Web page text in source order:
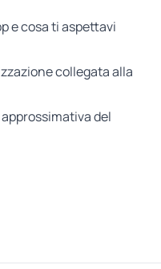
e cosa ti aspettavi
collegata alla
del